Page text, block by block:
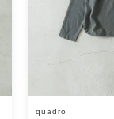
quadro